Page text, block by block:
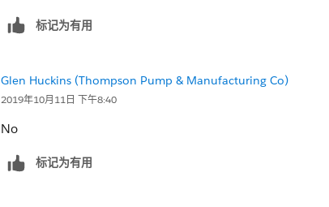
标记为有用
Glen Huckins (Thompson Pump & Manufacturing Co)
2019年10月11日 下午8:40
No
标记为有用